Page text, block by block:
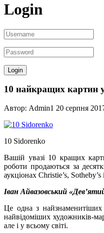
Login
10 найкращих картин
Автор: Admin1 20 серпня
10 Sidorenko
Вашій увазі 10 кращих
роботи продаються за
аукціонах Christie’s, Sotheby’s
Іван Айвазовський
Це одна з
найвідоміших художників-
але і у всьому світі.